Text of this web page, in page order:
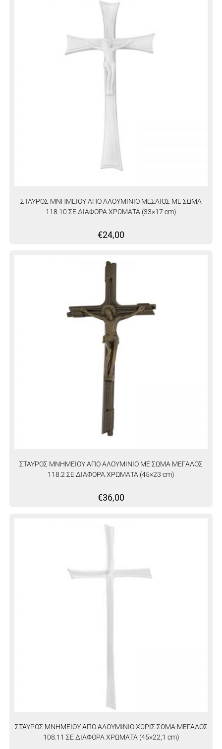
ΣΤΑΥΡΟΣ ΜΝΗΜΕΙΟΥ ΑΠΟ ΑΛΟΥΜΙΝΙΟ ΜΕΣΑΙΟΣ ΜΕ ΣΩΜΑ
118.10 ΣΕ ΔΙΑΦΟΡΑ ΧΡΩΜΑΤΑ (33×17 cm)
€24,00
ΣΤΑΥΡΟΣ ΜΝΗΜΕΙΟΥ ΑΠΟ ΑΛΟΥΜΙΝΙΟ ΜΕ ΣΩΜΑ ΜΕΓΑΛΟΣ
118.2 ΣΕ ΔΙΑΦΟΡΑ ΧΡΩΜΑΤΑ (45×23 cm)
€36,00
ΣΤΑΥΡΟΣ ΜΝΗΜΕΙΟΥ ΑΠΟ ΑΛΟΥΜΙΝΙΟ ΧΩΡΙΣ ΣΩΜΑ ΜΕΓΑΛΟΣ
108.11 ΣΕ ΔΙΑΦΟΡΑ ΧΡΩΜΑΤΑ (45×22,1 cm)